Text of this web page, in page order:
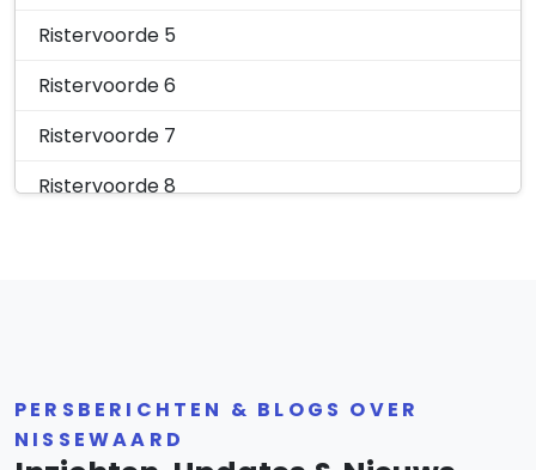
Ristervoorde 5
Ristervoorde 6
Ristervoorde 7
Ristervoorde 8
Ristervoorde 12
PERSBERICHTEN & BLOGS OVER
NISSEWAARD